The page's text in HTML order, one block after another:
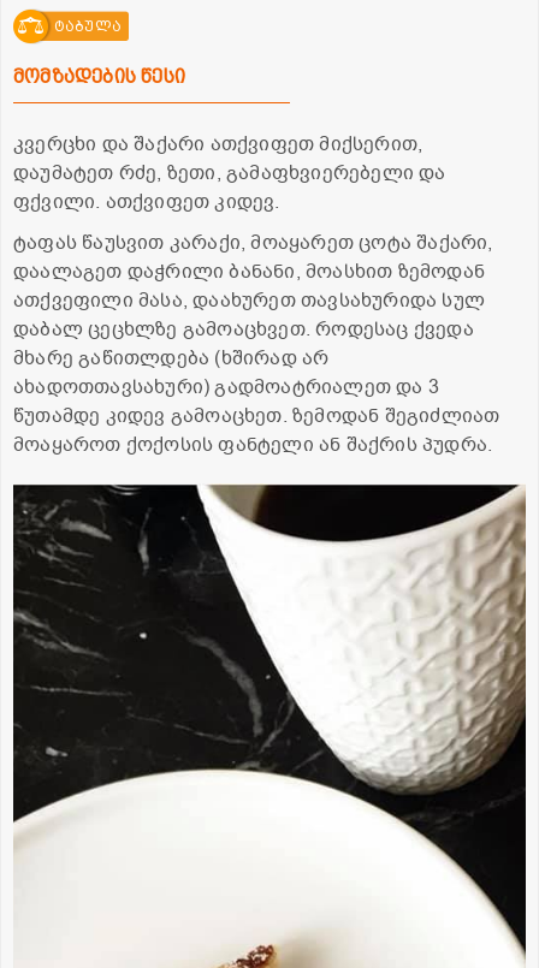
ტაბულა
მომზადების წესი
კვერცხი და შაქარი ათქვიფეთ მიქსერით,
დაუმატეთ რძე, ზეთი, გამაფხვიერებელი და
ფქვილი. ათქვიფეთ კიდევ.
ტაფას წაუსვით კარაქი, მოაყარეთ ცოტა შაქარი,
დაალაგეთ დაჭრილი ბანანი, მოასხით ზემოდან
ათქვეფილი მასა, დაახურეთ თავსახურიდა სულ
დაბალ ცეცხლზე გამოაცხვეთ. როდესაც ქვედა
მხარე გაწითლდება (ხშირად არ
ახადოთთავსახური) გადმოატრიალეთ და 3
წუთამდე კიდევ გამოაცხეთ. ზემოდან შეგიძლიათ
მოაყაროთ ქოქოსის ფანტელი ან შაქრის პუდრა.